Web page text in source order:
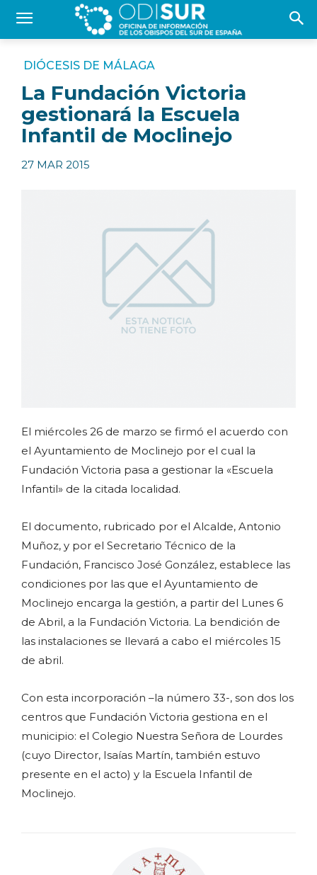
DIÓCESIS DE MÁLAGA
La Fundación Victoria
gestionará la Escuela
Infantil de Moclinejo
27 MAR 2015
El miércoles 26 de marzo se firmó el acuerdo con
el Ayuntamiento de Moclinejo por el cual la
Fundación Victoria pasa a gestionar la «Escuela
Infantil» de la citada localidad.
El documento, rubricado por el Alcalde, Antonio
Muñoz, y por el Secretario Técnico de la
Fundación, Francisco José González, establece las
condiciones por las que el Ayuntamiento de
Moclinejo encarga la gestión, a partir del Lunes 6
de Abril, a la Fundación Victoria. La bendición de
las instalaciones se llevará a cabo el miércoles 15
de abril.
Con esta incorporación –la número 33-, son dos los
centros que Fundación Victoria gestiona en el
municipio: el Colegio Nuestra Señora de Lourdes
(cuyo Director, Isaías Martín, también estuvo
presente en el acto) y la Escuela Infantil de
Moclinejo.